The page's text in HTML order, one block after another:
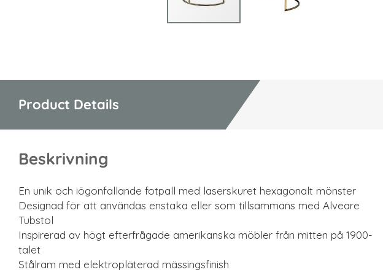
av
Product Details
Beskrivning
En unik och iögonfallande fotpall med laserskuret hexagonalt mönster
Designad för att användas enstaka eller som tillsammans med Alveare
Tubstol
Inspirerad av högt efterfrågade amerikanska möbler från mitten på 1900-
talet
Stålram med elektropläterad mässingsfinish